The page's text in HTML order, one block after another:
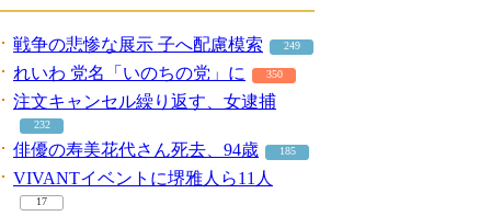
戦争の悲惨な展示 子へ配慮模索 249
れいわ 党名「いのちの党」に 350
注文キャンセル繰り返す、女逮捕
232
俳優の寿美花代さん死去、94歳 185
VIVANTイベントに堺雅人ら11人
17